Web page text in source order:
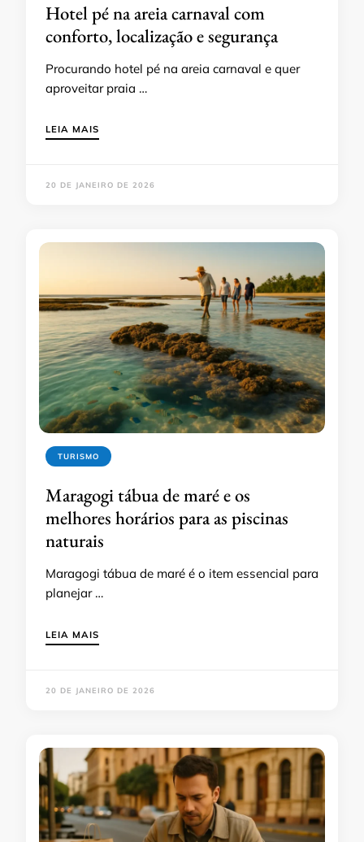
Hotel pé na areia carnaval com
conforto, localização e segurança
Procurando hotel pé na areia carnaval e quer
aproveitar praia …
LEIA MAIS
20 DE JANEIRO DE 2026
TURISMO
Maragogi tábua de maré e os
melhores horários para as piscinas
naturais
Maragogi tábua de maré é o item essencial para
planejar …
LEIA MAIS
20 DE JANEIRO DE 2026